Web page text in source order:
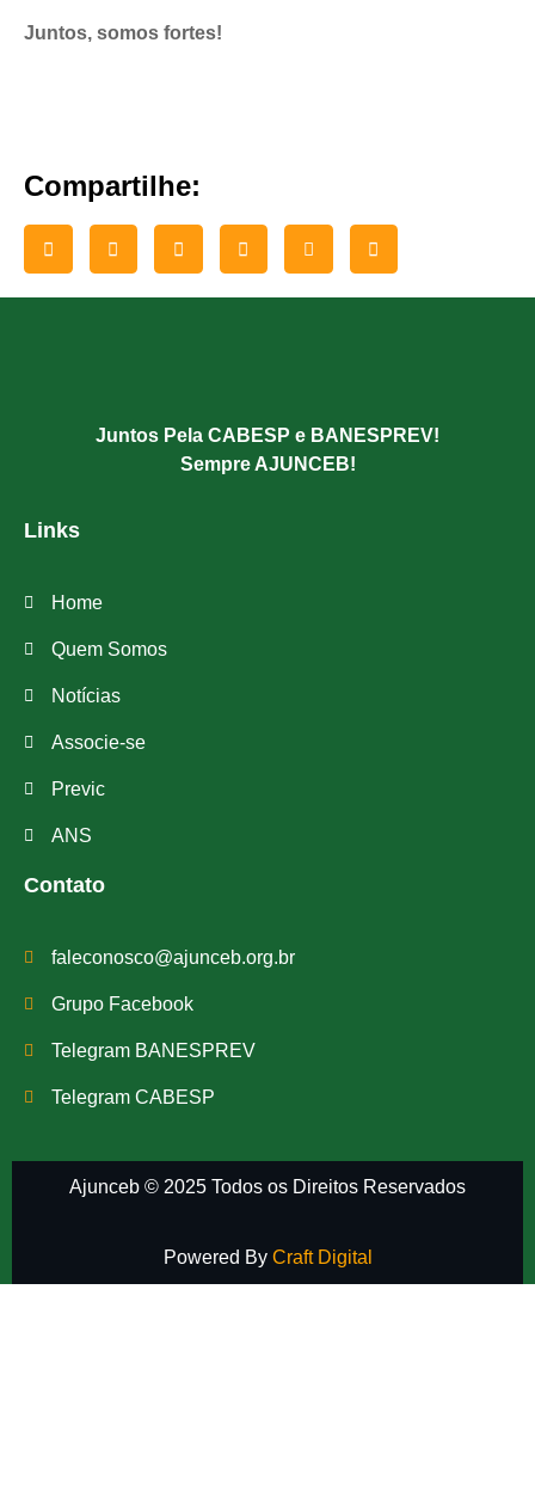
Juntos, somos fortes!
Compartilhe:
Juntos Pela CABESP e BANESPREV!
Sempre AJUNCEB!
Links
Home
Quem Somos
Notícias
Associe-se
Previc
ANS
Contato
faleconosco@ajunceb.org.br
Grupo Facebook
Telegram BANESPREV
Telegram CABESP
Ajunceb © 2025 Todos os Direitos Reservados
Powered By Craft Digital